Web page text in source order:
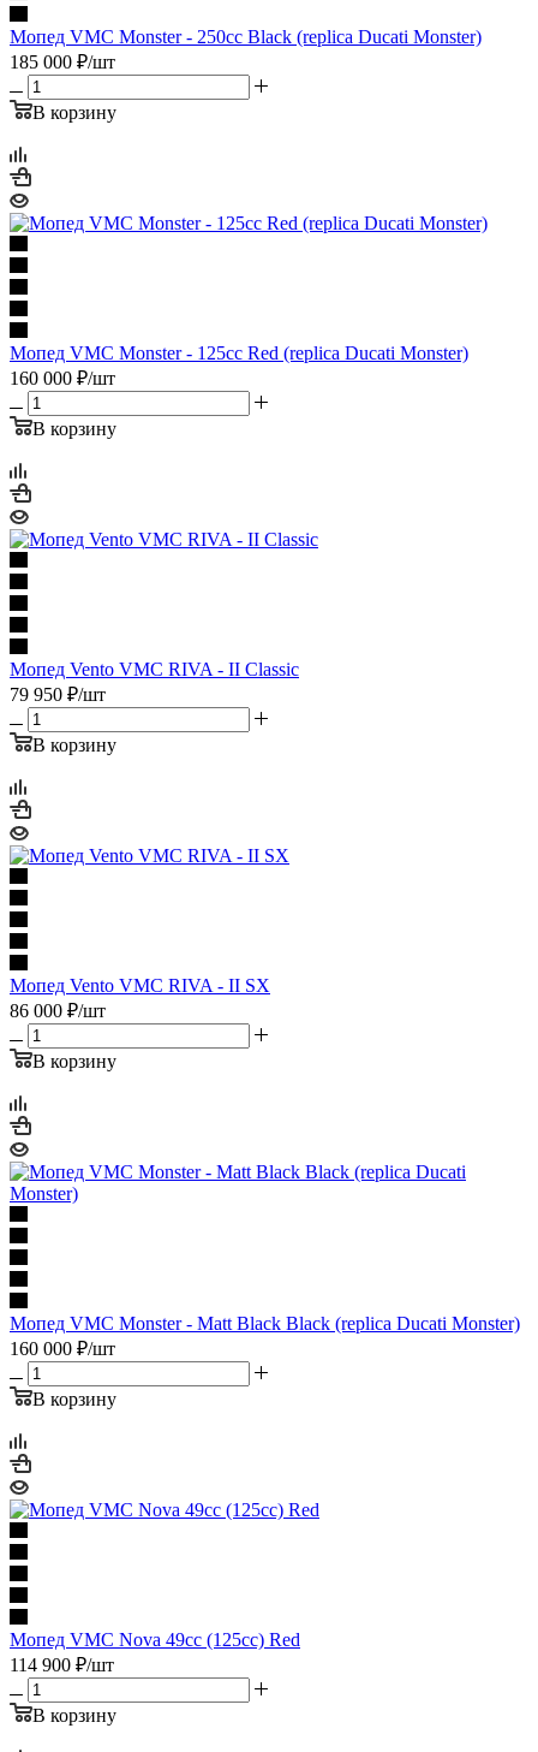
Мопед VMC Monster - 250сс Black (replica Ducati Monster)
185 000 ₽/шт
В корзину
Мопед VMC Monster - 125сс Red (replica Ducati Monster)
160 000 ₽/шт
В корзину
Мопед Vento VMC RIVA - II Classic
79 950 ₽/шт
В корзину
Мопед Vento VMC RIVA - II SX
86 000 ₽/шт
В корзину
Мопед VMC Monster - Matt Black Black (replica Ducati Monster)
160 000 ₽/шт
В корзину
Мопед VMC Nova 49сс (125сс) Red
114 900 ₽/шт
В корзину